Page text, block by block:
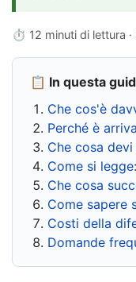
⏱ 12 minuti di lettura ·
📋 In questa
Che cos'è
Perché è
Che cosa
Come si
Che cosa
Come sapere
Costi della
Domande